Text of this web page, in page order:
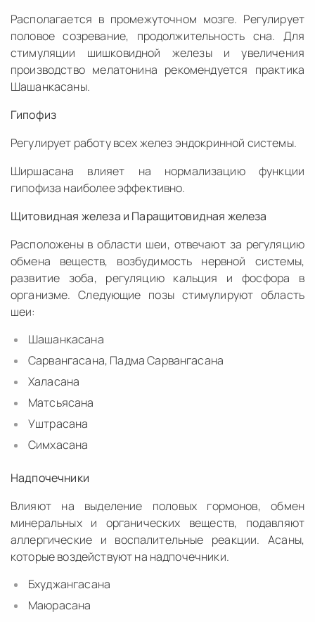
Располагается в промежуточном мозге. Регулирует
половое созревание, продолжительность сна. Для
стимуляции шишковидной железы и увеличения
производство мелатонина рекомендуется практика
Шашанкасаны.
Гипофиз
Регулирует работу всех желез эндокринной системы.
Ширшасана влияет на нормализацию функции
гипофиза наиболее эффективно.
Щитовидная железа и Паращитовидная железа
Расположены в области шеи, отвечают за регуляцию
обмена веществ, возбудимость нервной системы,
развитие зоба, регуляцию кальция и фосфора в
организме. Следующие позы стимулируют область
шеи:
Шашанкасана
Сарвангасана, Падма Сарвангасана
Халасана
Матсьясана
Уштрасана
Симхасана
Надпочечники
Влияют на выделение половых гормонов, обмен
минеральных и органических веществ, подавляют
аллергические и воспалительные реакции. Асаны,
которые воздействуют на надпочечники.
Бхуджангасана
Маюрасана